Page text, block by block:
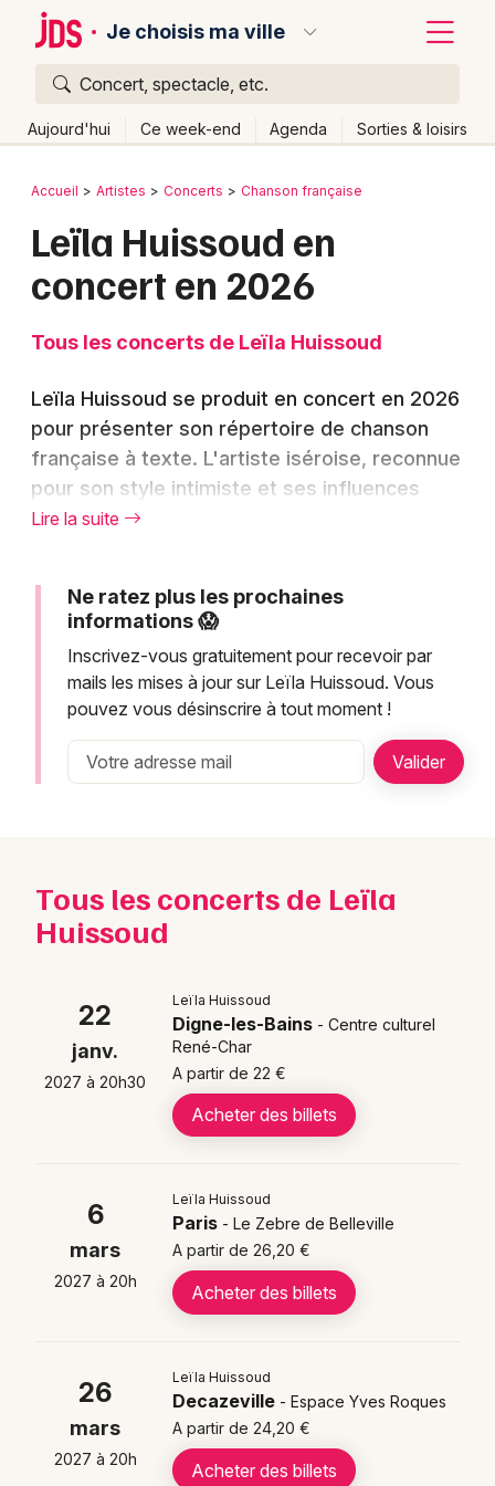
Je choisis ma ville
Concert, spectacle, etc.
Aujourd'hui Ce week-end Agenda Sorties & loisirs
Publier un événement
Manifestations
Foires & salons
Concerts
Sports
Sorties famille
Newsletter des sorties
Artistes en tournée
Choisir mes départements
Bordeaux
Colmar
Mulhouse
Nice
Strasbourg
Toutes les villes
Retour
Accueil Artistes Concerts Chanson française
Leïla Huissoud en
concert en 2026
Tous les concerts de Leïla Huissoud
Leïla Huissoud se produit en concert en 2026
pour présenter son répertoire de chanson
française à texte. L'artiste iséroise, reconnue
pour son style intimiste et ses influences
brassenssiennes, propose des spectacles
où se mêlent émotion et engagement
artistique. La chanteuse sera notamment
présente à Fontaine au cours de cette
tournée 2026. Réservez dès maintenant vos
singulier de Leïla Huissoud et vivez un
concert inoubliable de chanson française
Actualité et projets de Leïla
Huissoud
Leïla Huissoud poursuit sa tournée intensive pour
promouvoir son album*La Maladresse*, sorti en
2024. Ce projet artistique, né de brouillons partagés
avec le public après les confinements, révèle une
approche encore plus intimiste de la chanteuse
scéniques qui consolident sa place parmi
noms de la chanson française contemporaine
Sa reconnaissance médiatique grandissante lui ouvre
de nouvelles perspectives artistiques pour les années
Où voir Leïla Huissoud en
concert en 2026 ?
Leïla Huissoud présente sesconcerts de chanson
Lire la suite
Ne ratez plus les prochaines
informations 😱
Inscrivez-vous gratuitement pour recevoir par
mails les mises à jour sur Leïla Huissoud. Vous
pouvez vous désinscrire à tout moment !
Tous les concerts de Leïla
Huissoud
22
janv.
2027 à 20h30
Leïla Huissoud
Digne-les-Bains - Centre culturel
René-Char
A partir de 22 €
Acheter des billets
6
mars
2027 à 20h
Leïla Huissoud
Paris - Le Zebre de Belleville
A partir de 26,20 €
Acheter des billets
26
mars
2027 à 20h
Leïla Huissoud
Decazeville - Espace Yves Roques
A partir de 24,20 €
Acheter des billets
Quoi ?
Où ?
Quand ?
Aujourd'hui
Demain Ce week-end